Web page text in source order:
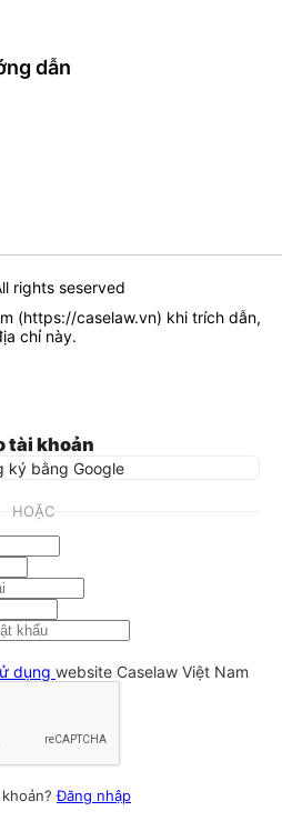
dẫn
rights seserved
(https://caselaw.vn) khi trích dẫn,
chỉ này.
tài khoản
ký bằng Google
HOẶC
dụng website Caselaw Việt Nam
khoản?Đăng nhập